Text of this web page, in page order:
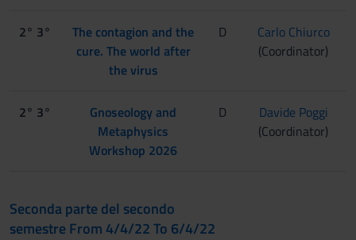
2° 3°
The contagion and the
cure. The world after
the virus
D
Carlo Chiurco
(Coordinator)
2° 3°
Gnoseology and
Metaphysics
Workshop 2026
D
Davide Poggi
(Coordinator)
Seconda parte del secondo
semestre From 4/4/22 To 6/4/22